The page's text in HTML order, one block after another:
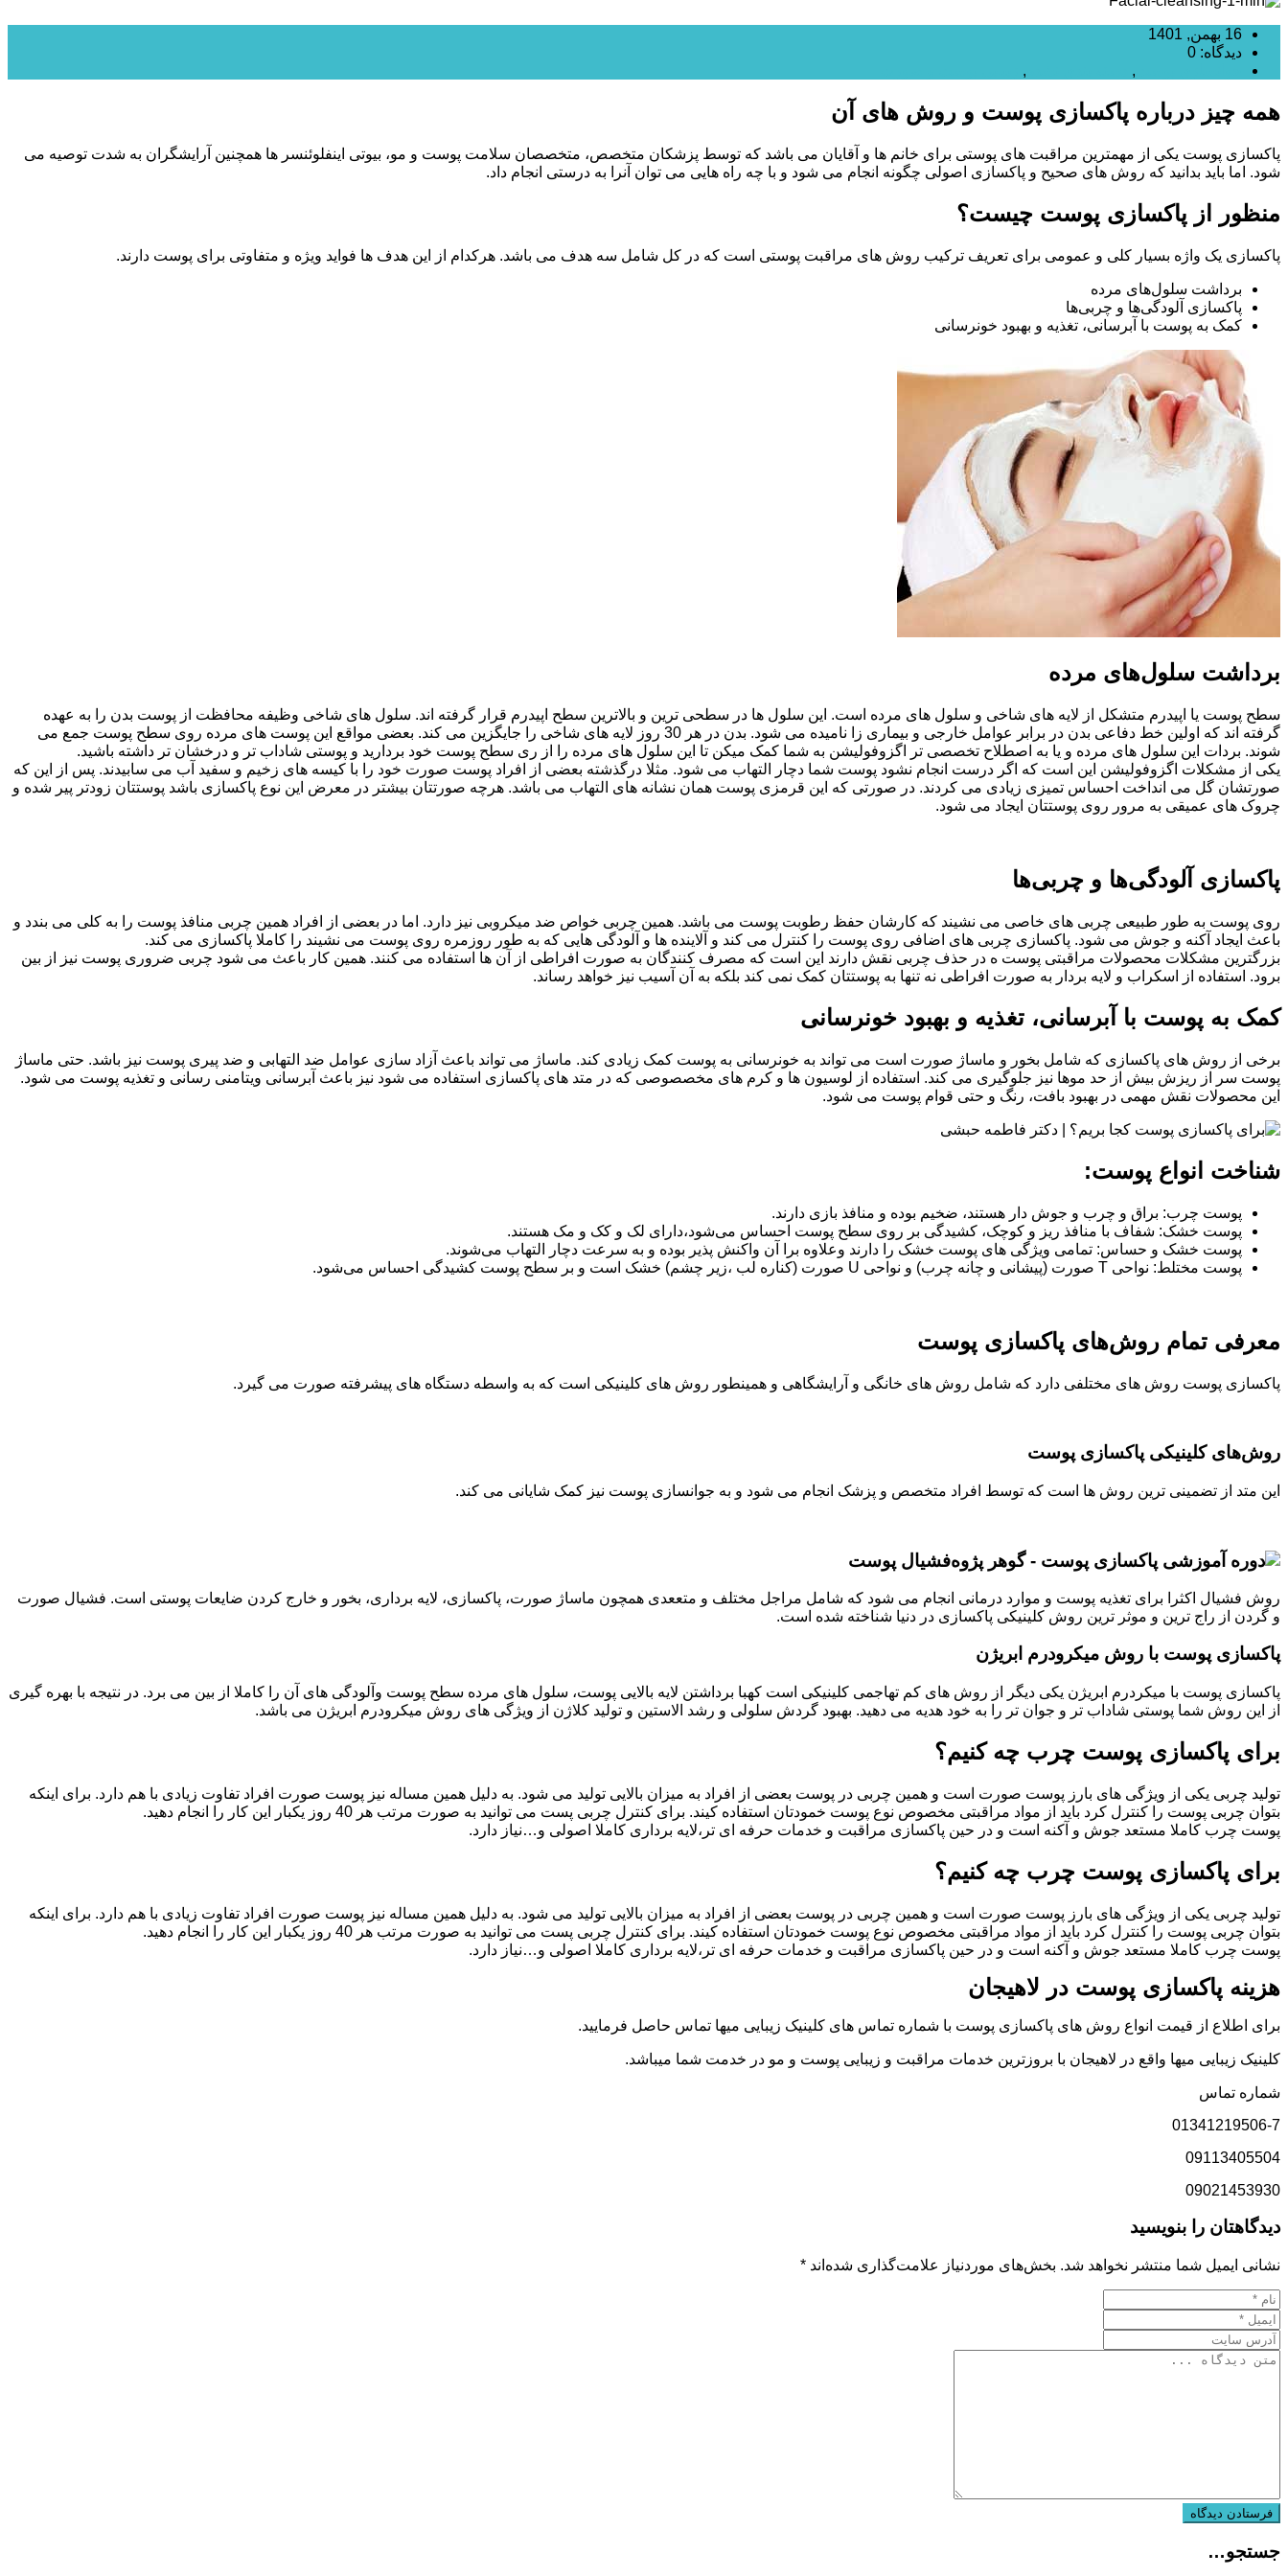
16 بهمن, 1401
دیدگاه: 0
,
,
همه چیز درباره پاکسازی پوست و روش های آن
پاکسازی پوست یکی از مهمترین مراقبت های پوستی برای خانم ها و آقایان می باشد که توسط پزشکان متخصص، متخصصان سلامت پوست و مو، بیوتی اینفلوئنسر ها همچنین آرایشگران به شدت توصیه می
شود. اما باید بدانید که روش های صحیح و پاکسازی اصولی چگونه انجام می شود و با چه راه هایی می توان آنرا به درستی انجام داد.
منظور از پاکسازی پوست چیست؟
پاکسازی یک واژه بسیار کلی و عمومی برای تعریف ترکیب روش های مراقبت پوستی است که در کل شامل سه هدف می باشد. هرکدام از این هدف ها فواید ویژه و متفاوتی برای پوست دارند.
برداشت سلول‌های مرده
پاکسازی آلودگی‌ها و چربی‌ها
کمک به پوست با آبرسانی، تغذیه و بهبود خونرسانی
برداشت سلول‌های مرده
سطح پوست یا اپیدرم متشکل از لایه های شاخی و سلول های مرده است. این سلول ها در سطحی ترین و بالاترین سطح اپیدرم قرار گرفته اند. سلول های شاخی وظیفه محافظت از پوست بدن را به عهده
گرفته اند که اولین خط دفاعی بدن در برابر عوامل خارجی و بیماری زا نامیده می شود. بدن در هر 30 روز لایه های شاخی را جایگزین می کند. بعضی مواقع این پوست های مرده روی سطح پوست جمع می
شوند. بردات این سلول های مرده و یا به اصطلاح تخصصی تر اگزوفولیشن به شما کمک میکن تا این سلول های مرده را از ری سطح پوست خود بردارید و پوستی شاداب تر و درخشان تر داشته باشید.
یکی از مشکلات اگزوفولیشن این است که اگر درست انجام نشود پوست شما دچار التهاب می شود. مثلا درگذشته بعضی از افراد پوست صورت خود را با کیسه های زخیم و سفید آب می سابیدند. پس از این که
صورتشان گل می انداخت احساس تمیزی زیادی می کردند. در صورتی که این قرمزی پوست همان نشانه های التهاب می باشد. هرچه صورتتان بیشتر در معرض این نوع پاکسازی باشد پوستتان زودتر پیر شده و
چروک های عمیقی به مرور روی پوستتان ایجاد می شود.
پاکسازی آلودگی‌ها و چربی‌ها
روی پوست به طور طبیعی چربی های خاصی می نشیند که کارشان حفظ رطوبت پوست می باشد. همین چربی خواص ضد میکروبی نیز دارد. اما در بعضی از افراد همین چربی منافذ پوست را به کلی می بندد و
باعث ایجاد آکنه و جوش می شود. پاکسازی چربی های اضافی روی پوست را کنترل می کند و آلاینده ها و آلودگی هایی که به طور روزمره روی پوست می نشیند را کاملا پاکسازی می کند.
بزرگترین مشکلات محصولات مراقبتی پوست ه در حذف چربی نقش دارند این است که مصرف کنندگان به صورت افراطی از آن ها استفاده می کنند. همین کار باعث می شود چربی ضروری پوست نیز از بین
برود. استفاده از اسکراب و لایه بردار به صورت افراطی نه تنها به پوستتان کمک نمی کند بلکه به آن آسیب نیز خواهد رساند.
کمک به پوست با آبرسانی، تغذیه و بهبود خونرسانی
برخی از روش های پاکسازی که شامل بخور و ماساژ صورت است می تواند به خونرسانی به پوست کمک زیادی کند. ماساژ می تواند باعث آزاد سازی عوامل ضد التهابی و ضد پیری پوست نیز باشد. حتی ماساژ
پوست سر از ریزش بیش از حد موها نیز جلوگیری می کند. استفاده از لوسیون ها و کرم های مخصصوصی که در متد های پاکسازی استفاده می شود نیز باعث آبرسانی ویتامنی رسانی و تغذیه پوست می شود.
این محصولات نقش مهمی در بهبود بافت، رنگ و حتی قوام پوست می شود.
شناخت انواع پوست:
پوست چرب: براق و چرب و جوش دار هستند، ضخیم بوده و منافذ بازی دارند.
پوست خشک: شفاف با منافذ ریز و کوچک، کشیدگی بر روی سطح پوست احساس می‌شود،دارای لک و کک و مک هستند.
پوست خشک و حساس: تمامی ویژگی های پوست خشک را دارند وعلاوه برا آن واکنش پذیر بوده و به سرعت دچار التهاب می‌شوند.
پوست مختلط: نواحی T صورت (پیشانی و چانه چرب) و نواحی U صورت (کناره لب ،زیر چشم) خشک است و بر سطح پوست کشیدگی احساس می‌شود.
معرفی تمام روش‌های پاکسازی پوست
پاکسازی پوست روش های مختلفی دارد که شامل روش های خانگی و آرایشگاهی و همینطور روش های کلینیکی است که به واسطه دستگاه های پیشرفته صورت می گیرد.
روش‌های کلینیکی پاکسازی پوست
این متد از تضمینی ترین روش ها است که توسط افراد متخصص و پزشک انجام می شود و به جوانسازی پوست نیز کمک شایانی می کند.
فشیال پوست
روش فشیال اکثرا برای تغذیه پوست و موارد درمانی انجام می شود که شامل مراجل مختلف و متععدی همچون ماساژ صورت، پاکسازی، لایه برداری، بخور و خارج کردن ضایعات پوستی است. فشیال صورت
و گردن از راج ترین و موثر ترین روش کلینیکی پاکسازی در دنیا شناخته شده است.
پاکسازی پوست با روش میکرودرم ابریژن
پاکسازی پوست با میکردرم ابریژن یکی دیگر از روش های کم تهاجمی کلینیکی است کهبا برداشتن لایه بالایی پوست، سلول های مرده سطح پوست وآلودگی های آن را کاملا از بین می برد. در نتیجه با بهره گیری
از این روش شما پوستی شاداب تر و جوان تر را به خود هدیه می دهید. بهبود گردش سلولی و رشد الاستین و تولید کلاژن از ویژگی های روش میکرودرم ابریژن می باشد.
برای پاکسازی پوست چرب چه کنیم؟
تولید چربی یکی از ویژگی های بارز پوست صورت است و همین چربی در پوست بعضی از افراد به میزان بالایی تولید می شود. به دلیل همین مساله نیز پوست صورت افراد تفاوت زیادی با هم دارد. برای اینکه
بتوان چربی پوست را کنترل کرد باید از مواد مراقبتی مخصوص نوع پوست خمودتان استفاده کیند. برای کنترل چربی پست می توانید به صورت مرتب هر 40 روز یکبار این کار را انجام دهید.
پوست چرب کاملا مستعد جوش و آکنه است و در حین پاکسازی مراقبت و خدمات حرفه ای تر،لایه برداری کاملا اصولی و…نیاز دارد.
برای پاکسازی پوست چرب چه کنیم؟
تولید چربی یکی از ویژگی های بارز پوست صورت است و همین چربی در پوست بعضی از افراد به میزان بالایی تولید می شود. به دلیل همین مساله نیز پوست صورت افراد تفاوت زیادی با هم دارد. برای اینکه
بتوان چربی پوست را کنترل کرد باید از مواد مراقبتی مخصوص نوع پوست خمودتان استفاده کیند. برای کنترل چربی پست می توانید به صورت مرتب هر 40 روز یکبار این کار را انجام دهید.
پوست چرب کاملا مستعد جوش و آکنه است و در حین پاکسازی مراقبت و خدمات حرفه ای تر،لایه برداری کاملا اصولی و…نیاز دارد.
هزینه پاکسازی پوست در لاهیجان
برای اطلاع از قیمت انواع روش های پاکسازی پوست با شماره تماس های کلینیک زیبایی میها تماس حاصل فرمایید.
کلینیک زیبایی میها واقع در لاهیجان با بروزترین خدمات مراقبت و زیبایی پوست و مو در خدمت شما میباشد.
شماره تماس
01341219506-7
09113405504
09021453930
دیدگاهتان را بنویسید
نشانی ایمیل شما منتشر نخواهد شد. بخش‌های موردنیاز علامت‌گذاری شده‌اند *
جستجو…